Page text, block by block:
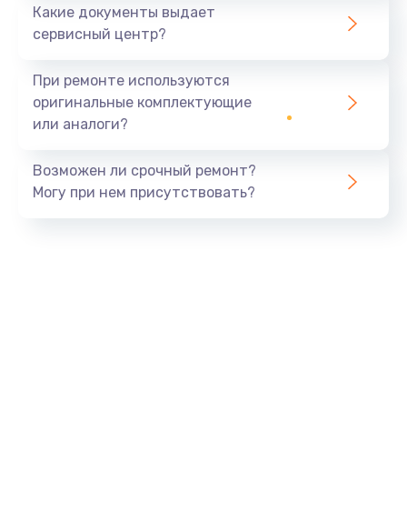
Какие документы выдает
сервисный центр?
При ремонте используются
оригинальные комплектующие
или аналоги?
Возможен ли срочный ремонт?
Могу при нем присутствовать?